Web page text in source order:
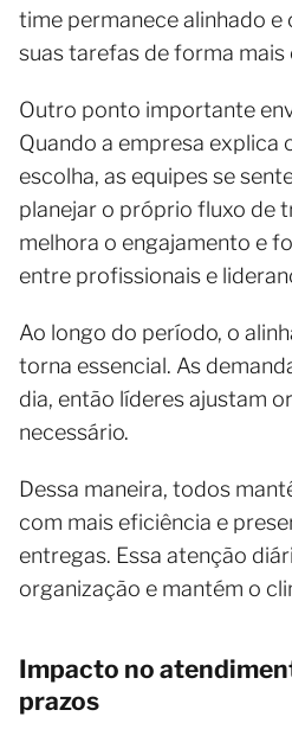
time permanece alinhado e
suas tarefas de forma mais
Outro ponto importante
Quando a empresa explica
escolha, as equipes se
planejar o próprio fluxo de
melhora o engajamento e
entre profissionais e
Ao longo do período, o
torna essencial. As
dia, então líderes ajustam
necessário.
Dessa maneira, todos
com mais eficiência e
entregas. Essa atenção
organização e mantém o
Impacto no
prazos